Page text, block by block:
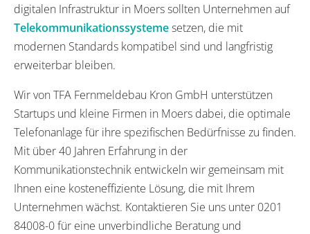
digitalen Infrastruktur in Moers sollten Unternehmen auf
Telekommunikationssystemesetzen, die mit
modernen Standards kompatibel sind und langfristig
erweiterbar bleiben.
Wir von TFA Fernmeldebau Kron GmbH unterstützen
Startups und kleine Firmen in Moers dabei, die optimale
Telefonanlage für ihre spezifischen Bedürfnisse zu finden.
Mit über 40 Jahren Erfahrung in der
Kommunikationstechnik entwickeln wir gemeinsam mit
Ihnen eine kosteneffiziente Lösung, die mit Ihrem
Unternehmen wächst. Kontaktieren Sie uns unter 0201
84008-0 für eine unverbindliche Beratung und